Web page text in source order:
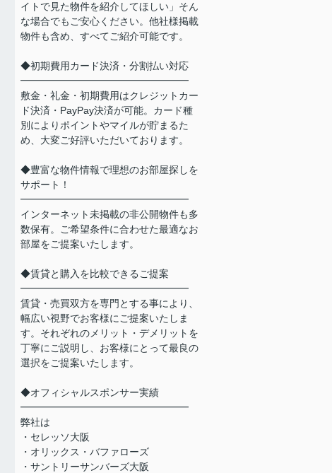
イトで見た物件を紹介してほしい」そん
な場合でもご安心ください。他社様掲載
物件も含め、すべてご紹介可能です。
◆初期費用カード決済・分割払い対応
━━━━━━━━━━━━━━━━━
敷金・礼金・初期費用はクレジットカー
ド決済・PayPay決済が可能。カード種
別によりポイントやマイルが貯まるた
め、大変ご好評いただいております。
◆豊富な物件情報で理想のお部屋探しを
サポート！
━━━━━━━━━━━━━━━━━
インターネット未掲載の非公開物件も多
数保有。ご希望条件に合わせた最適なお
部屋をご提案いたします。
◆賃貸と購入を比較できるご提案
━━━━━━━━━━━━━━━━━
賃貸・売買双方を専門とする事により、
幅広い視野でお客様にご提案いたしま
す。それぞれのメリット・デメリットを
丁寧にご説明し、お客様にとって最良の
選択をご提案いたします。
◆オフィシャルスポンサー実績
━━━━━━━━━━━━━━━━━
弊社は
・セレッソ大阪
・オリックス・バファローズ
・サントリーサンバーズ大阪